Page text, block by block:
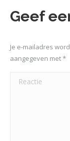
Geef
Je e-mailadres
aangegeven met*
Reactie